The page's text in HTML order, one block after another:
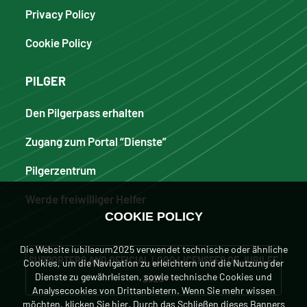
Privacy Policy
Cookie Policy
PILGER
Den Pilgerpass erhalten
Zugang zum Portal “Dienste”
Pilgerzentrum
Werde freiwilliger Helfer
SUPPORTERS AND OFFICIAL LOGO LICENSEES OF JUBILEE
2025
COOKIE POLICY
Die Website iubilaeum2025 verwendet technische oder ähnliche
Cookies, um die Navigation zu erleichtern und die Nutzung der
Dienste zu gewährleisten, sowie technische Cookies und
Analysecookies von Drittanbietern. Wenn Sie mehr wissen
möchten, klicken Sie hier. Durch das Schließen dieses Banners